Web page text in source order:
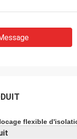
flexible